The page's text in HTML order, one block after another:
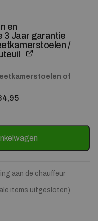
en
3 Jaar garantie
/
of
aan de chauffeur
items uitgesloten)